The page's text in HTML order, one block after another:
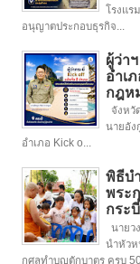
โรงแร
อนุญาตประกอบธุรกิจ...
ผู้ว่า
อำเ
กฎห
จังหวั
นายอัง
อำเภอ Kick o...
พิธีบ
พระ
กระบี่
นายว
นำหัวห
กุศลทำบุญตักบาตร ครบ 50